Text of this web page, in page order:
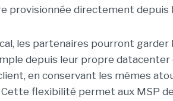
provisionnée directement depuis
les partenaires pourront
depuis leur propre
en conservant les mêmes
flexibilité permet aux MSP